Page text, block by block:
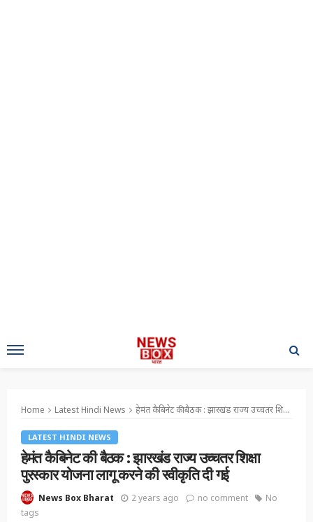
Home Latest Hindi News हेमंत कैबिनेट की बैठक : झारखंड राज्य उच्चतर शिक्षा पुरस्कार योजना लागू करने की स्वीकृति दी गई
LATEST HINDI NEWS
हेमंत कैबिनेट की बैठक : झारखंड राज्य उच्चतर शिक्षा
पुरस्कार योजना लागू करने की स्वीकृति दी गई
News Box Bharat 2 years ago no comment
No
tags